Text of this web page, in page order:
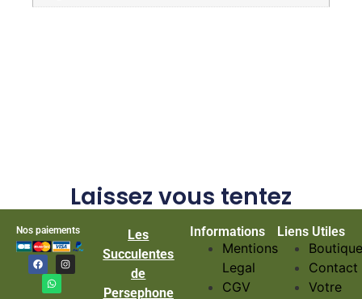
Laissez vous tentez
Nos paiements
Les
Succulentes
de
Persephone
Informations
Mentions
Legal
CGV
Liens Utiles
Contact
Votre